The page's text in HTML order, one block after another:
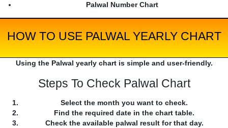
Palwal Number Chart
HOW TO USE PALWAL YEARLY CHART
Using the Palwal yearly chart is simple and user-friendly.
Steps To Check Palwal Chart
Select the month you want to check.
Find the required date in the chart table.
Check the available palwal result for that day.